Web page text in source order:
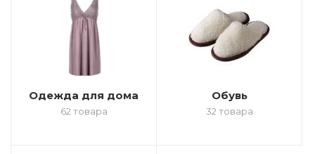
Одежда для дома
62 товара
Обувь
32 товара